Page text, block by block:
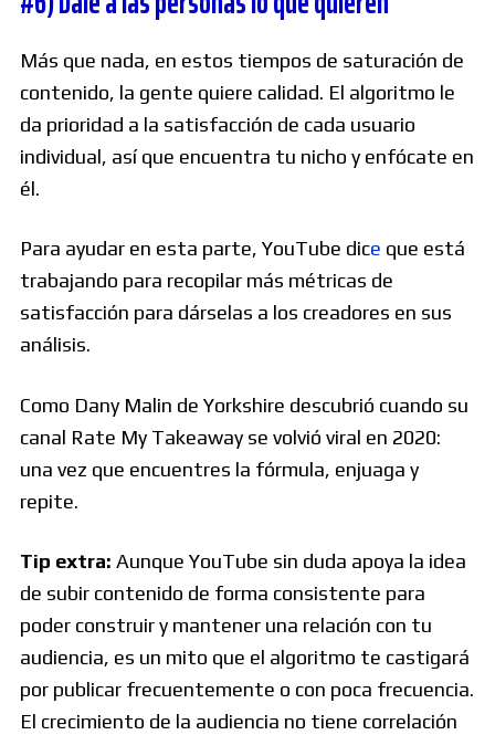
Más que nada, en estos tiempos de saturación de
contenido, la gente quiere calidad. El algoritmo le
da prioridad a la satisfacción de cada usuario
individual, así que encuentra tu nicho y enfócate en
él.
Para ayudar en esta parte, YouTube dice que está
trabajando para recopilar más métricas de
satisfacción para dárselas a los creadores en sus
análisis.
Como Dany Malin de Yorkshire descubrió cuando su
canal Rate My Takeaway se volvió viral en 2020:
una vez que encuentres la fórmula, enjuaga y
repite.
Tip extra: Aunque YouTube sin duda apoya la idea
de subir contenido de forma consistente para
poder construir y mantener una relación con tu
audiencia, es un mito que el algoritmo te castigará
por publicar frecuentemente o con poca frecuencia.
El crecimiento de la audiencia no tiene correlación